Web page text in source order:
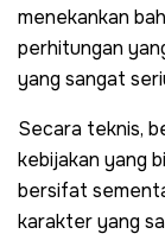
menekankan
perhitungan
yang sangat
Secara teknis,
kebijakan yang
bersifat
karakter yang